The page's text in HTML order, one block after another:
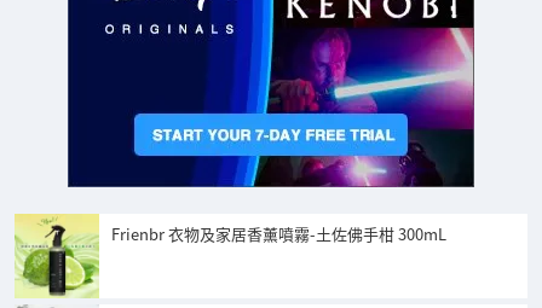
Frienbr 衣物及家居香薰噴霧-土佐佛手柑 300mL